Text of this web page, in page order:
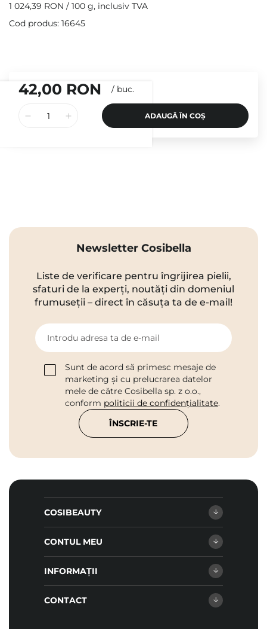
42,00 RON / buc.
ADAUGĂ ÎN COȘ
1 024,39 RON / 100 g, inclusiv TVA
Cod produs: 16645
Newsletter Cosibella
Liste de verificare pentru îngrijirea pielii,
sfaturi de la experți, noutăți din domeniul
frumuseții – direct în căsuța ta de e-mail!
Introdu adresa ta de e-mail
Sunt de acord să primesc mesaje de
marketing și cu prelucrarea datelor
mele de către Cosibella sp. z o.o.,
conform politicii de confidențialitate.
ÎNSCRIE-TE
COSIBEAUTY
CONTUL MEU
INFORMAȚII
CONTACT